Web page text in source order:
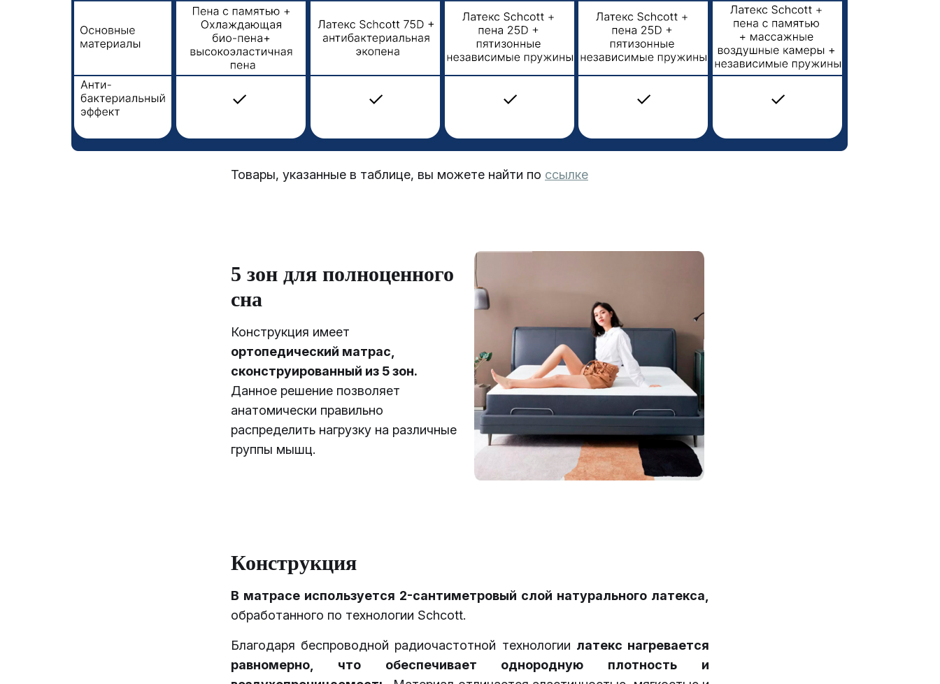
Товары, указанные в таблице, вы можете найти по ссылке
5 зон для полноценного
сна
Конструкция имеет
ортопедический матрас,
сконструированный из 5 зон.
Данное решение позволяет
анатомически правильно
распределить нагрузку на различные
группы мышц.
Конструкция
В матрасе используется 2-сантиметровый слой натурального латекса,
обработанного по технологии Schcott.
Благодаря беспроводной радиочастотной технологии латекс нагревается
равномерно, что обеспечивает однородную плотность и